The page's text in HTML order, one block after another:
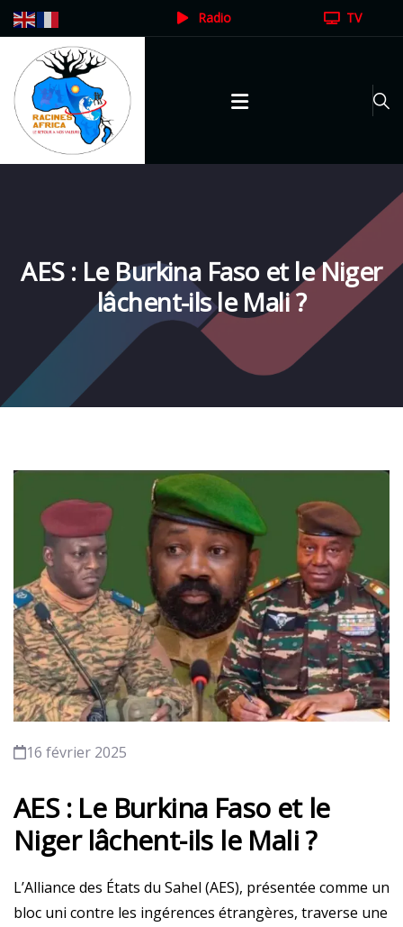
Radio TV
AES : Le Burkina Faso et le Niger
lâchent-ils le Mali ?
16 février 2025
AES : Le Burkina Faso et le
Niger lâchent-ils le Mali ?
L’Alliance des États du Sahel (AES), présentée comme un
bloc uni contre les ingérences étrangères, traverse une